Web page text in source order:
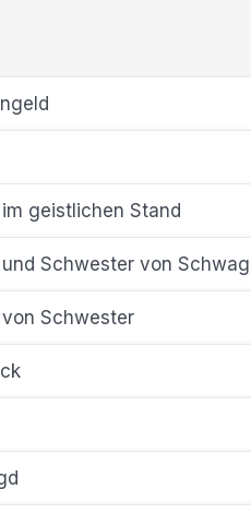
im geistlichen Stand
und Schwester von
von Schwester